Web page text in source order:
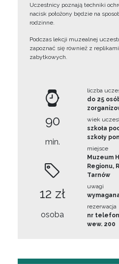
Uczestnicy poznają techniki
nacisk położony będzie na
rodzinne.
Podczas lekcji muzealnej
zapoznać się również z
zabytkowych.
90
min.
12 zł
osoba
liczba
do 25
wiek
szkoła
szkoły
miejsce
Muzeum
Regionu,
Tarnów
uwagi
rezerwacja
nr
wew. 200